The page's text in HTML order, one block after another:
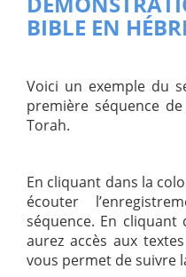
BIBLE EN
Voici un exemple du
première séquence
Torah.
En cliquant dans la
écouter
séquence. En cliquant
aurez accès aux
vous permet de suivre